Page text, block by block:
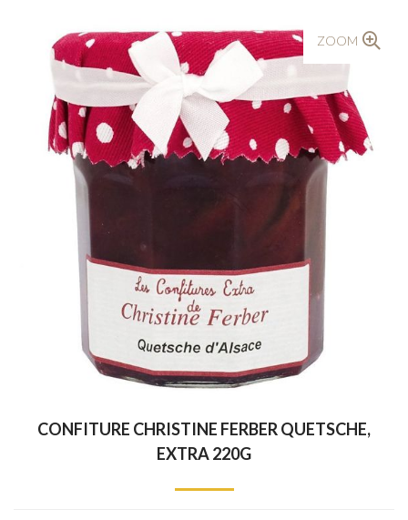
ZOOM
CONFITURE CHRISTINE FERBER QUETSCHE,
EXTRA 220G